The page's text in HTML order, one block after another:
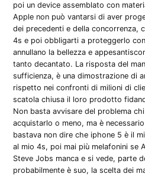
poi un device assemblato con
Apple non può vantarsi di aver
dei precedenti e della concorrenza,
4s e poi obbligarti a proteggerlo
annullano la bellezza e
tanto decantato. La risposta del
sufficienza, è una dimostrazione di
rispetto nei confronti di milioni di
scatola chiusa il loro prodotto
Non basta avvisare del problema
acquistarlo o meno, ma è
bastava non dire che iphone 5 è il
al mio 4s, poi mai più melafonini se
Steve Jobs manca e si vede, parte
probabilmente è suo, la scelta dei